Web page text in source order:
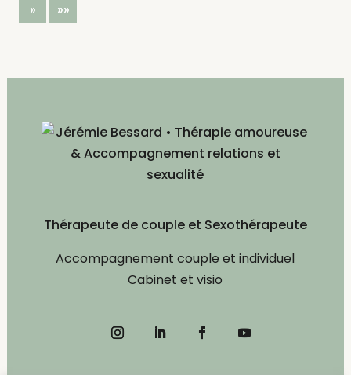
»
»»
Thérapeute de couple et Sexothérapeute
Accompagnement couple et individuel
Cabinet et visio